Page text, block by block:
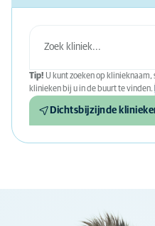
Tip! U kunt zoeken op
klinieken bij u in de buurt te vinden.
Dichtsbijzijnde